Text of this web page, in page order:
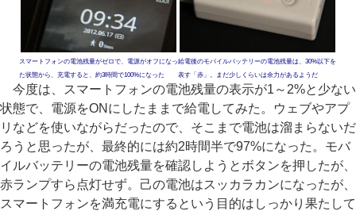
スマートフォンの電池残量がゼロで、電源がオフになっ
た状態から、充電すると、約3時間で100%になった
給電後のモバイルバッテリーの電池残量は、30%以下を
表す「赤」。まだ少しくらいは余力があるようだ
今度は、スマートフォンの電池残量の表示が1～2%と少ない
状態で、電源をONにしたままで給電してみた。ウェブやアプ
リなどを使いながらだったので、そこまで電池は溜まらないだ
ろうと思ったが、最終的には約2時間半で97%になった。モバ
イルバッテリーの電池残量を確認しようとボタンを押したが、
赤ランプすら点灯せず。己の電池はスッカラカンになったが、
スマートフォンを満充電にするという目的はしっかり果たして